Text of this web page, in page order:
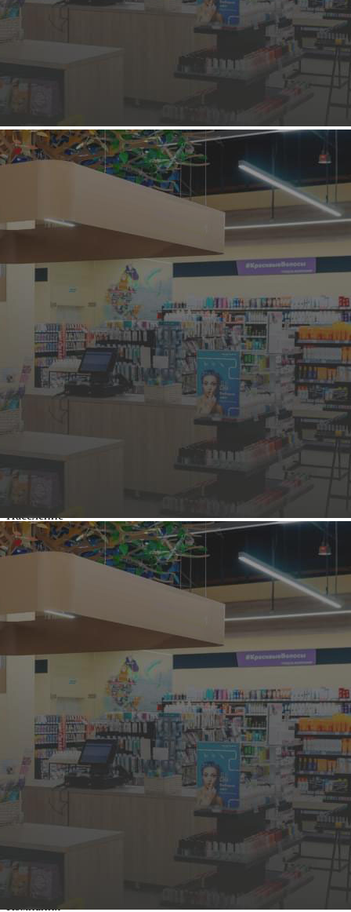
НОВАЯ ФРАНШИЗА
Кафе, ресторан
Патриот
Информация о франшизе
Основная информация
Подробные условия
Оставьте заявку
Фотогалерея
Условия сотрудничества
Инвестиции
от 6 000 000 до 12 000 000 ₽
Паушальный взнос
500000-1000000
Население
250 000
О франшизе компании
"Патриот"
undefined "https: =" "shopandmall.ru =" "catalog =" "assets ="
"e55a81ce =" "images =" "pixel.gif" = "" title = "" rel =
"media38085270753676537" width = "150" height = "100">
«Патриот» - это сеть столовых современных форматов, в
которой соблюдаются традиции национальной кухни.
Главное - это знакомые, вкусные и любимые с детства блюда.
На сегодняшний день сеть насчитывает 16 собственных
столовых: 15 в Челябинске и 1 в Екатеринбурге.